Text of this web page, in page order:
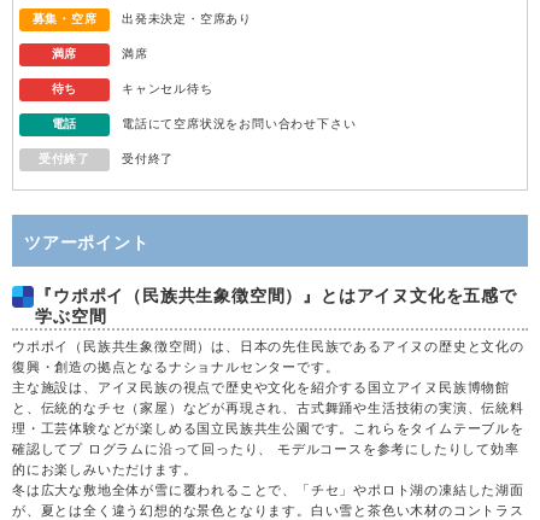
金 14
日 16
月 17
火 18
水 19
木 20
金 21
募集・空席 出発未決定・空席あり
満席 満席
待ち キャンセル待ち
電話 電話にて空席状況をお問い合わせ下さい
受付終了 受付終了
ツアーポイント
『ウポポイ（民族共生象徴空間）』とはアイヌ文化を五感で
学ぶ空間
ウポポイ（民族共生象徴空間）は、日本の先住民族であるアイヌの歴史と文化の
復興・創造の拠点となるナショナルセンターです。
主な施設は、アイヌ民族の視点で歴史や文化を紹介する国立アイヌ民族博物館
と、伝統的なチセ（家屋）などが再現され、古式舞踊や生活技術の実演、伝統料
理・工芸体験などが楽しめる国立民族共生公園です。これらをタイムテーブルを
確認してプ ログラムに沿って回ったり、 モデルコースを参考にしたりして効率
的にお楽しみいただけます。
冬は広大な敷地全体が雪に覆われることで、「チセ」やポロト湖の凍結した湖面
が、夏とは全く違う幻想的な景色となります。白い雪と茶色い木材のコントラス